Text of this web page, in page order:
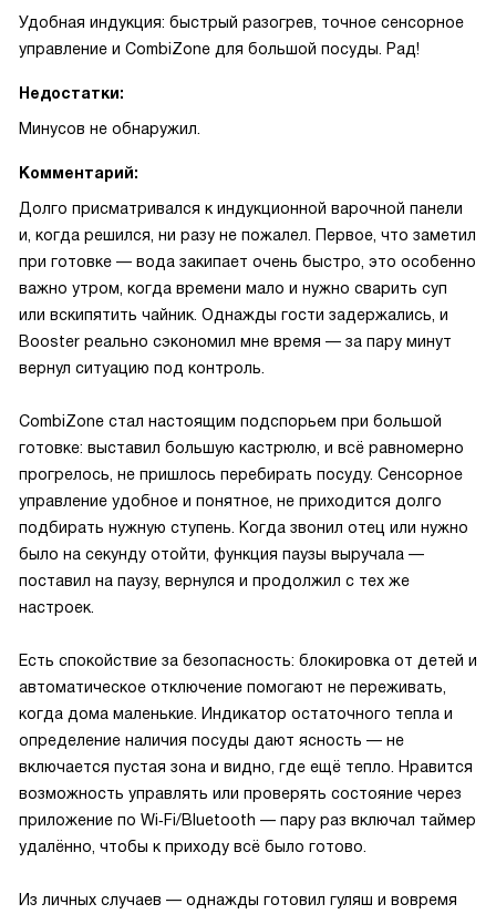
Удобная индукция: быстрый разогрев, точное сенсорное
управление и CombiZone для большой посуды. Рад!
Недостатки:
Минусов не обнаружил.
Комментарий:
Долго присматривался к индукционной варочной панели
и, когда решился, ни разу не пожалел. Первое, что заметил
при готовке — вода закипает очень быстро, это особенно
важно утром, когда времени мало и нужно сварить суп
или вскипятить чайник. Однажды гости задержались, и
Booster реально сэкономил мне время — за пару минут
вернул ситуацию под контроль.
CombiZone стал настоящим подспорьем при большой
готовке: выставил большую кастрюлю, и всё равномерно
прогрелось, не пришлось перебирать посуду. Сенсорное
управление удобное и понятное, не приходится долго
подбирать нужную ступень. Когда звонил отец или нужно
было на секунду отойти, функция паузы выручала —
поставил на паузу, вернулся и продолжил с тех же
настроек.
Есть спокойствие за безопасность: блокировка от детей и
автоматическое отключение помогают не переживать,
когда дома маленькие. Индикатор остаточного тепла и
определение наличия посуды дают ясность — не
включается пустая зона и видно, где ещё тепло. Нравится
возможность управлять или проверять состояние через
приложение по Wi‑Fi/Bluetooth — пару раз включал таймер
удалённо, чтобы к приходу всё было готово.
Из личных случаев — однажды готовил гуляш и вовремя